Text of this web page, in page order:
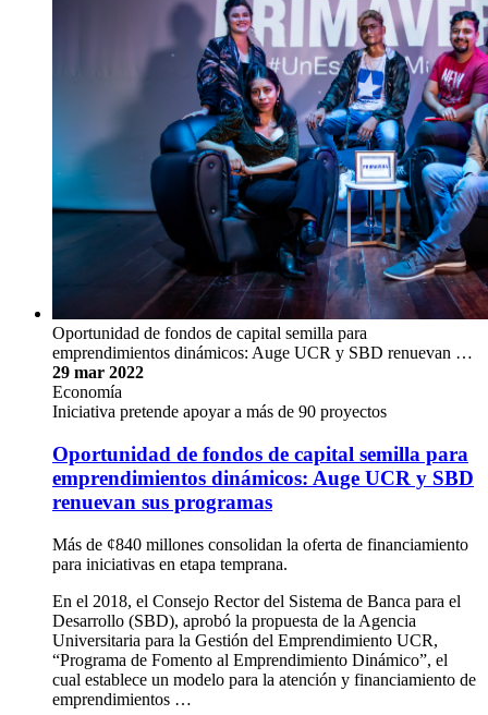
Oportunidad de fondos de capital semilla para
emprendimientos dinámicos: Auge UCR y SBD renuevan …
29 mar 2022
Economía
Iniciativa pretende apoyar a más de 90 proyectos
Oportunidad de fondos de capital semilla para
emprendimientos dinámicos: Auge UCR y SBD
renuevan sus programas
Más de ¢840 millones consolidan la oferta de financiamiento
para iniciativas en etapa temprana.
En el 2018, el Consejo Rector del Sistema de Banca para el
Desarrollo (SBD), aprobó la propuesta de la Agencia
Universitaria para la Gestión del Emprendimiento UCR,
“Programa de Fomento al Emprendimiento Dinámico”, el
cual establece un modelo para la atención y financiamiento de
emprendimientos …